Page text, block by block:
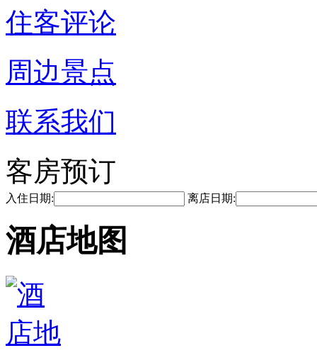
住客评论
周边景点
联系我们
客房预订
入住日期: 离店日期:
酒店地图